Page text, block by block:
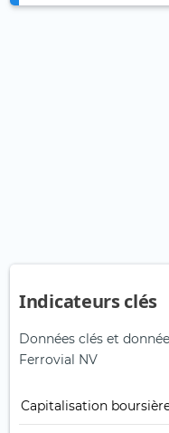
Indicateurs clés
Données clés et
Ferrovial NV
Capitalisation